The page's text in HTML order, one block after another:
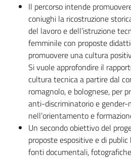
Il percorso intende
coniughi la ricostruzione
del lavoro e dell’istruzione
femminile con proposte
promuovere una cultura
Si vuole approfondire il
cultura tecnica a partire dal
romagnolo, e bolognese, per
anti-discriminatorio e
nell’orientamento e
Un secondo obiettivo del
proposte espositive e di
fonti documentali,